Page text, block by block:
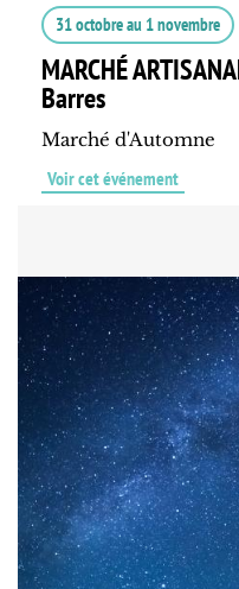
31 octobreau 1 novembre
MARCHÉ
Barres
Marché d'Automne
Voir cet événement